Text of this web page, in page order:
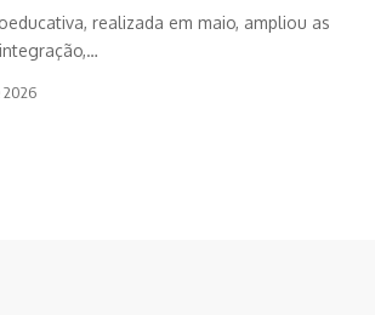
realizada em maio, ampliou as
2026